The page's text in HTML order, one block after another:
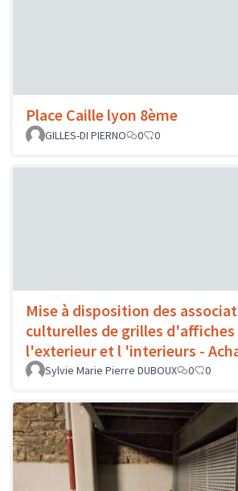
Place Caille lyon 8ème
GILLES-DI PIERNO
0 0
Mise à disposition des
culturelles de grilles
l'exterieur et l 'interieurs -
Sylvie Marie Pierre DUBOUX 0 0